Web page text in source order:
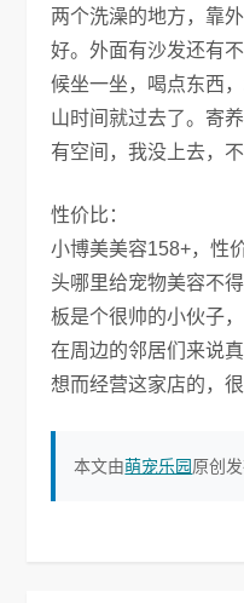
两个洗澡的地方，靠
好。外面有沙发还有
候坐一坐，喝点东西
山时间就过去了。寄
有空间，我没上去，不
性价比：
小博美美容158+，性
头哪里给宠物美容不
板是个很帅的小伙子
在周边的邻居们来说
想而经营这家店的，很
本文由萌宠乐园原创